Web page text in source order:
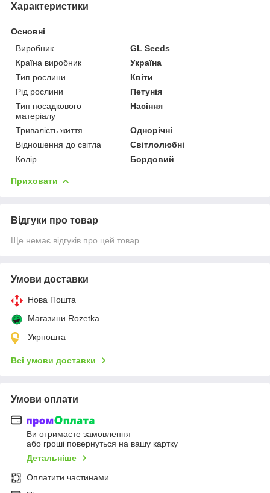
Характеристики
Основні
Виробник
GL Seeds
Країна виробник
Україна
Тип рослини
Квіти
Рід рослини
Петунія
Тип посадкового
матеріалу
Насіння
Тривалість життя
Однорічні
Відношення до світла
Світлолюбні
Колір
Бордовий
Приховати
Відгуки про товар
Ще немає відгуків про цей товар
Умови доставки
Нова Пошта
Магазини Rozetka
Укрпошта
Всі умови доставки
Умови оплати
Ви отримаєте замовлення
або гроші повернуться на вашу картку
Детальніше
Оплатити частинами